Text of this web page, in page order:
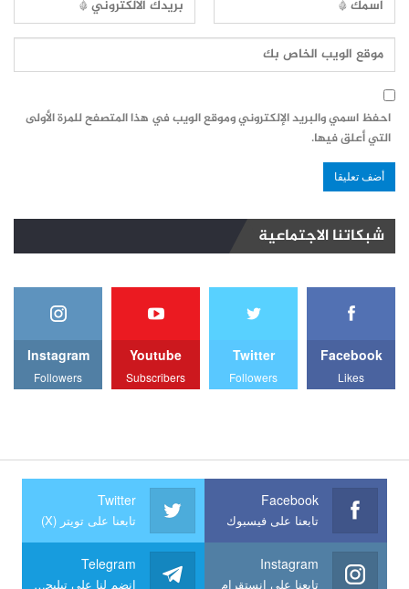
احفظ اسمي والبريد الإلكتروني وموقع الويب في هذا المتصفح للمرة الأولى
التي أعلق فيها.
شبكاتنا الاجتماعية
Facebook
Likes
Twitter
Followers
Youtube
Subscribers
Instagram
Followers
Facebook
تابعنا على فيسبوك
Twitter
تابعنا على تويتر (X)
Instagram
تابعنا على انستقرام
Telegram
انضم لنا على تيليجرام